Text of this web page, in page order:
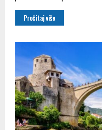
Pročitaj više